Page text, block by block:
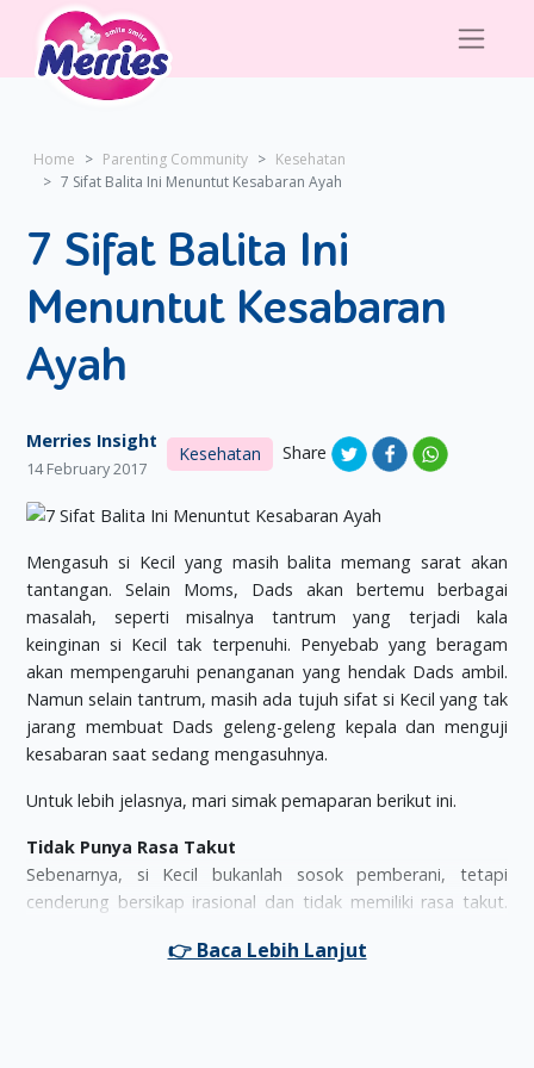
Home Parenting Community
Kesehatan
7 Sifat Balita Ini Menuntut Kesabaran Ayah
7 Sifat Balita Ini
Menuntut Kesabaran
Ayah
Merries Insight
14 February 2017
Kesehatan Share
Mengasuh si Kecil yang masih balita memang sarat akan
tantangan. Selain Moms, Dads akan bertemu berbagai
masalah, seperti misalnya tantrum yang terjadi kala
keinginan si Kecil tak terpenuhi. Penyebab yang beragam
akan mempengaruhi penanganan yang hendak Dads ambil.
Namun selain tantrum, masih ada tujuh sifat si Kecil yang tak
jarang membuat Dads geleng-geleng kepala dan menguji
kesabaran saat sedang mengasuhnya.
Untuk lebih jelasnya, mari simak pemaparan berikut ini.
Tidak Punya Rasa Takut
Sebenarnya, si Kecil bukanlah sosok pemberani, tetapi
cenderung bersikap irasional dan tidak memiliki rasa takut.
seperti memanjati medan tinggi atau mencengkeram ekor